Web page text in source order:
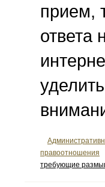
прием,
ответа
правоотношения
требующие